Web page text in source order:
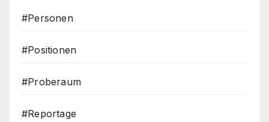
#Personen
#Positionen
#Proberaum
#Reportage